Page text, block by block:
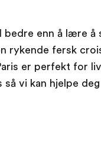
enn å lære å
rykende fersk
er perfekt for
vi kan hjelpe